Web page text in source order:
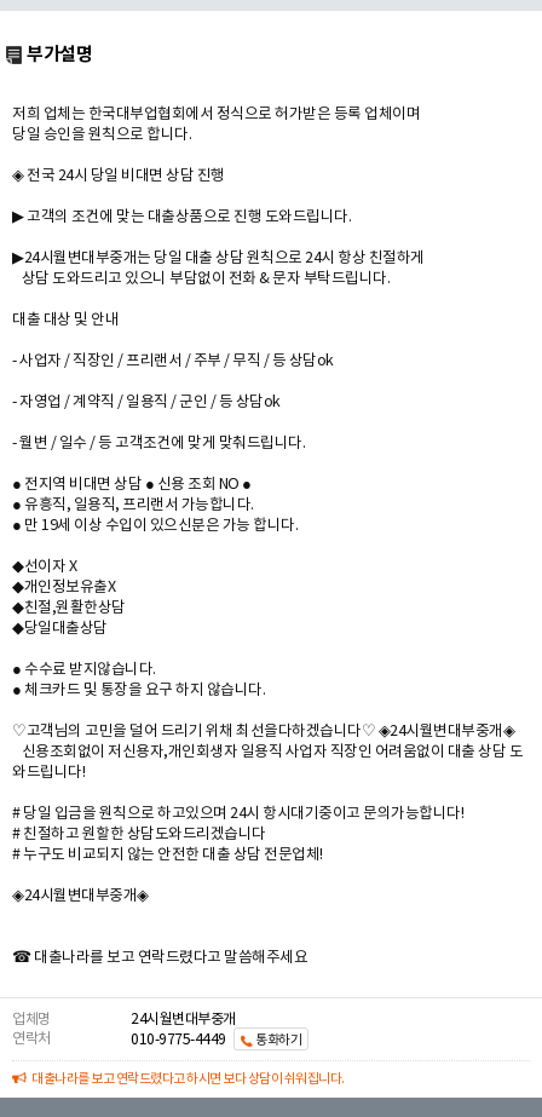
부가설명
저희 업체는 한국대부업협회에서 정식으로 허가받은 등록 업체이며
당일 승인을 원칙으로 합니다.
◈ 전국 24시 당일 비대면 상담 진행
▶ 고객의 조건에 맞는 대출상품으로 진행 도와드립니다.
▶24시월변대부중개는 당일 대출 상담 원칙으로 24시 항상 친절하게
상담 도와드리고 있으니 부담없이 전화 & 문자 부탁드립니다.
대출 대상 및 안내
- 사업자 / 직장인 / 프리랜서 / 주부 / 무직 / 등 상담ok
- 자영업 / 계약직 / 일용직 / 군인 / 등 상담ok
- 월변 / 일수 / 등 고객조건에 맞게 맞춰드립니다.
● 전지역 비대면 상담 ● 신용 조회 NO ●
● 유흥직, 일용직, 프리랜서 가능합니다.
● 만 19세 이상 수입이 있으신분은 가능 합니다.
◆선이자 X
◆개인정보유출X
◆친절,원활한상담
◆당일대출상담
● 수수료 받지않습니다.
● 체크카드 및 통장을 요구 하지 않습니다.
♡고객님의 고민을 덜어 드리기 위채 최선을다하겠습니다♡ ◈24시월변대부중개◈
신용조회없이 저신용자,개인회생자 일용직 사업자 직장인 어려움없이 대출 상담 도
와드립니다!
# 당일 입금을 원칙으로 하고있으며 24시 항시대기중이고 문의가능합니다!
# 친절하고 원할한 상담도와드리겠습니다
# 누구도 비교되지 않는 안전한 대출 상담 전문업체!
◈24시월변대부중개◈
☎ 대출나라를 보고 연락드렸다고 말씀해주세요
업체명
24시월변대부중개
연락처
010-9775-4449 통화하기
대출나라를 보고 연락드렸다고 하시면 보다 상담이 쉬워집니다.